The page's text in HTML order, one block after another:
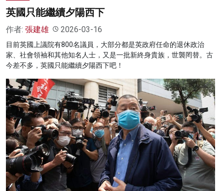
英國只能繼續夕陽西下
作者: 張建雄 2026-03-16
目前英國上議院有800名議員，大部分都是英政府任命的退休政治
家、社會領袖和其他知名人士，又是一批新終身貴族，世襲罔替。古
今差不多，英國只能繼續夕陽西下吧！